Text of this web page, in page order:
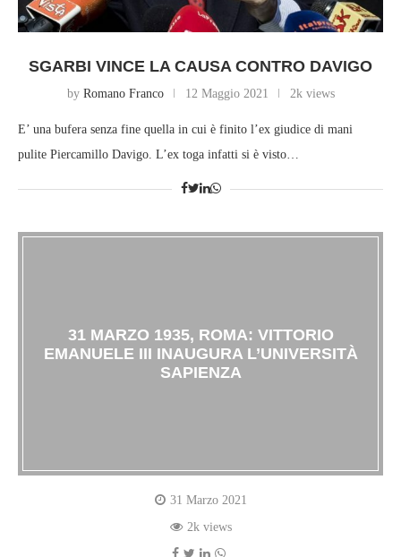
SGARBI VINCE LA CAUSA CONTRO DAVIGO
by Romano Franco 12 Maggio 2021 2k views
E’ una bufera senza fine quella in cui è finito l’ex giudice di mani
pulite Piercamillo Davigo. L’ex toga infatti si è visto…
31 MARZO 1935, ROMA: VITTORIO
EMANUELE III INAUGURA L’UNIVERSITÀ
SAPIENZA
31 Marzo 2021
2k views